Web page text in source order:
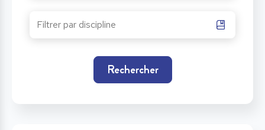
Rechercher